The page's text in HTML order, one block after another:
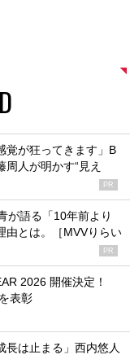
覚が狂ってきます」B
周人が明かす“見え
PR
が語る「10年前より
由とは。［MVVりらい
PR
2026 開催決定！
表彰
長は止まる」西内悠人